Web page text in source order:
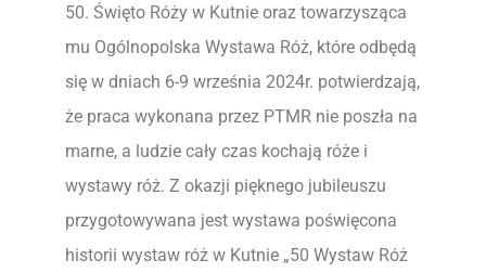
50. Święto Róży w Kutnie oraz towarzysząca
mu Ogólnopolska Wystawa Róż, które odbędą
się w dniach 6-9 września 2024r. potwierdzają,
że praca wykonana przez PTMR nie poszła na
marne, a ludzie cały czas kochają róże i
wystawy róż. Z okazji pięknego jubileuszu
przygotowywana jest wystawa poświęcona
historii wystaw róż w Kutnie „50 Wystaw Róż